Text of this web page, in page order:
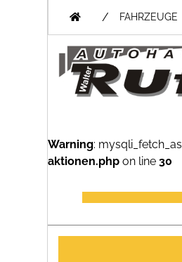
/ FAHRZEUGE
Warning:
aktionen.php on line30